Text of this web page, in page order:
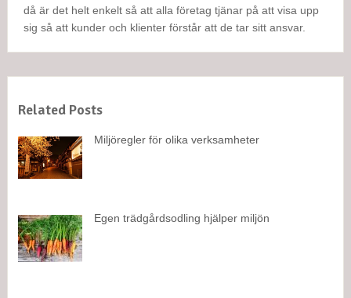
då är det helt enkelt så att alla företag tjänar på att visa upp
sig så att kunder och klienter förstår att de tar sitt ansvar.
Related Posts
Miljöregler för olika verksamheter
Egen trädgårdsodling hjälper miljön